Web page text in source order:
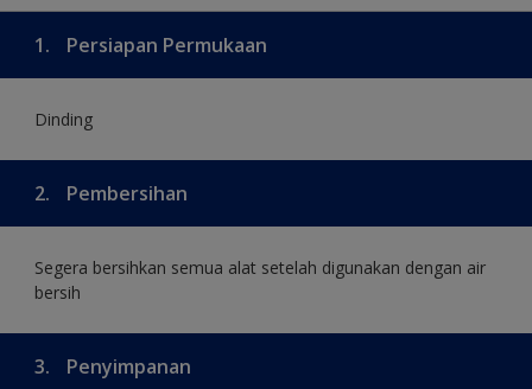
1. Persiapan Permukaan
Dinding
2. Pembersihan
Segera bersihkan semua alat setelah digunakan dengan air
bersih
3. Penyimpanan